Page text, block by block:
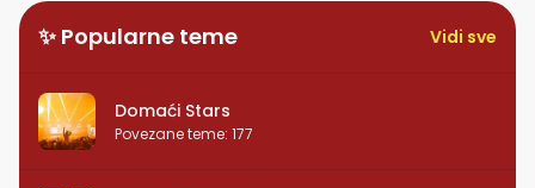
✨ Popularne teme Vidi sve
Domaći Stars
Povezane teme: 177